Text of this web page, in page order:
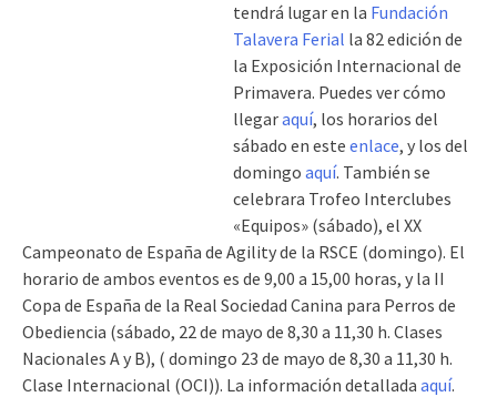
tendrá lugar en la Fundación
Talavera Ferial la 82 edición de
la Exposición Internacional de
Primavera. Puedes ver cómo
llegaraquí, los horarios del
sábado en este enlace, y los del
domingo aquí. También se
celebrara Trofeo Interclubes
«Equipos» (sábado), el XX
Campeonato de España de Agility de la RSCE (domingo). El
horario de ambos eventos es de 9,00 a 15,00 horas, y la II
Copa de España de la Real Sociedad Canina para Perros de
Obediencia (sábado, 22 de mayo de 8,30 a 11,30 h. Clases
Nacionales A y B), ( domingo 23 de mayo de 8,30 a 11,30 h.
Clase Internacional (OCI)). La información detallada aquí.